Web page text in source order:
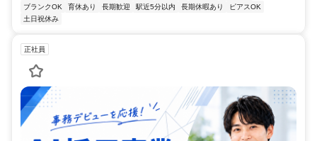
ブランクOK
育休あり 長期歓迎 駅近5分以内 長期休暇あり
ピアスOK
土日祝休み
正社員